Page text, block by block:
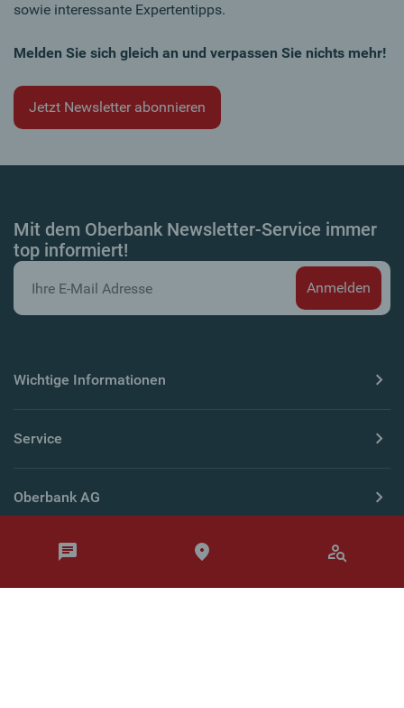
sowie interessante Expertentipps.
Melden Sie sich gleich an und verpassen Sie nichts mehr!
Jetzt Newsletter abonnieren
Mit dem Oberbank Newsletter-Service immer
top informiert!
Wichtige Informationen
Service
Oberbank AG
Länderseiten